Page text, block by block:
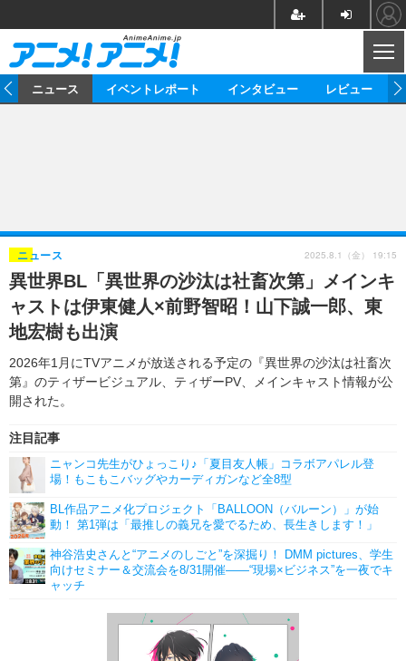
ゲーム グッズ
イベント 海外
海外イベント ビジネス
俳優・タレント アーティスト
ビジネス
アニメ 実写
書評 イベント
ゲーム 座談会
動画
アニメ
アニメ！アニメ！TV ABEMA Cafe
連載・コラム
ニュース イベントレポート インタビュー レビュー
異世界BL「異世界の沙汰は社畜次第」メインキ
ャストは伊東健人×前野智昭！山下誠一郎、東
地宏樹も出演
2026年1月にTVアニメが放送される予定の『異世界の沙汰は社畜次
第』のティザービジュアル、ティザーPV、メインキャスト情報が公
開された。
ニュース
注目記事
ニャンコ先生がひょっこり♪「夏目友人帳」コラボアパレル登
場！もこもこバッグやカーディガンなど全8型
BL作品アニメ化プロジェクト「BALLOON（バルーン）」が始
動！ 第1弾は「最推しの義兄を愛でるため、長生きします！」
神谷浩史さんと“アニメのしごと”を深掘り！ DMM pictures、学生
向けセミナー＆交流会を8/31開催――“現場×ビジネス”を一夜でキ
ャッチ
2025.8.1（金） 19:15